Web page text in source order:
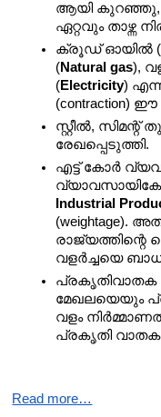
ആയി കുറഞ്ഞു,
ഏറ്റവും താഴ്ന്ന
ക്രൂഡ് ഓയിൽ (
(Natural gas),
(Electricity)
(contraction)
സ്റ്റീൽ, സിമന്റ്
രേഖപ്പെടുത്തി.
എട്ട് കോർ
Industrial
(weightage).
വളർച്ചയെ
പ്രകൃതിവാതക
മേഖലയെയും
വളം
പ്രകൃതി
Read more…